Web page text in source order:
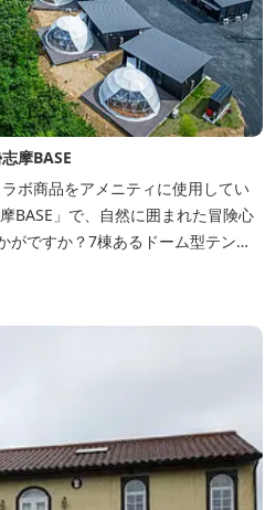
摩BASE
ボ商品をアメニティに使用してい
がですか？7棟あるドーム型テント
、伊勢志摩の特産を使ったBBQ
す。温暖な伊勢志摩で、特別なリゾ